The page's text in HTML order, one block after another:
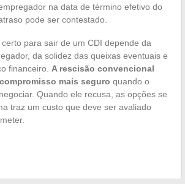
na data de término efetivo do
pode ser contestado.
para sair de um CDI depende da
da solidez das queixas eventuais e
financeiro. A rescisão convencional
mais seguro quando o
Quando ele recusa, as opções se
traz um custo que deve ser avaliado